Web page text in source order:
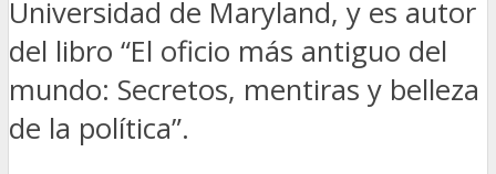
Universidad de Maryland, y es autor
del libro “El oficio más antiguo del
mundo: Secretos, mentiras y belleza
de la política”.